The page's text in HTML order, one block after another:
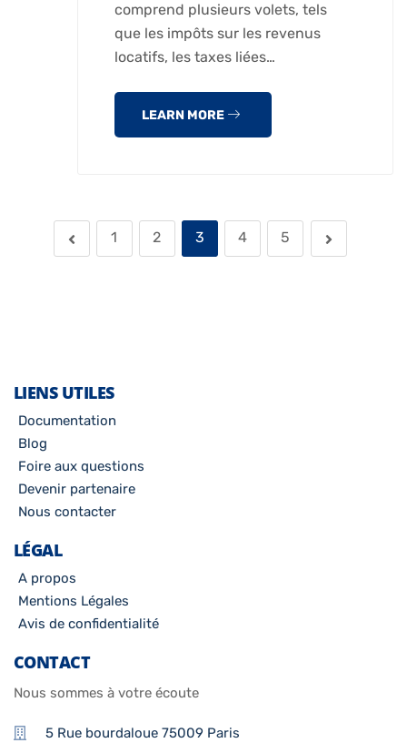
comprend plusieurs volets, tels
que les impôts sur les revenus
locatifs, les taxes liées…
LEARN MORE
1 2 3 4 5
LIENS UTILES
Documentation
Blog
Foire aux questions
Devenir partenaire
Nous contacter
LÉGAL
A propos
Mentions Légales
Avis de confidentialité
CONTACT
Nous sommes à votre écoute
5 Rue bourdaloue 75009 Paris